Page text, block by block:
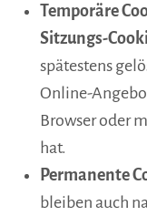
Temporäre
Sitzungs-
spätestens
Online-
Browser oder
hat.
Permanente
bleiben auch